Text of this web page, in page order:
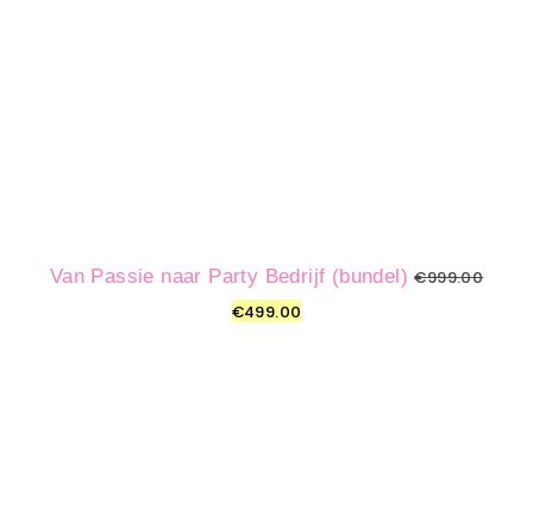
Van Passie naar Party Bedrijf (bundel) €999.00
€499.00